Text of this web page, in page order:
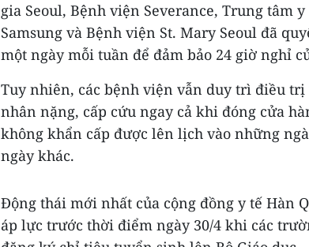
gia Seoul, Bệnh viện Severance, Trung tâm
Samsung và Bệnh viện St. Mary Seoul đã
một ngày mỗi tuần để đảm bảo 24 giờ nghỉ
Tuy nhiên, các bệnh viện vẫn duy trì điều
nhân nặng, cấp cứu ngay cả khi đóng cửa
không khẩn cấp được lên lịch vào những
ngày khác.
Động thái mới nhất của cộng đồng y tế Hàn
áp lực trước thời điểm ngày 30/4 khi các